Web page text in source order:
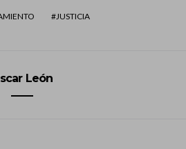
JUSTICIA
León